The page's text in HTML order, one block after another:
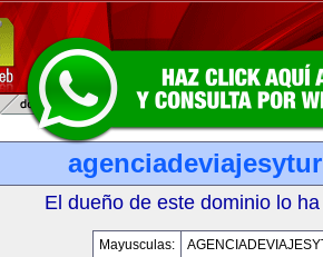
El dueño de este dominio lo
Mayusculas: